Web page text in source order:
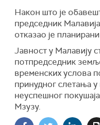
Након што је
председник
отказао је
Јавност у Малавију
потпредседник
временских услова
принудног слетања
неуспешног
Мзузу.